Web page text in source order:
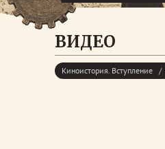
ВИДЕО
Киноистория. Вступление